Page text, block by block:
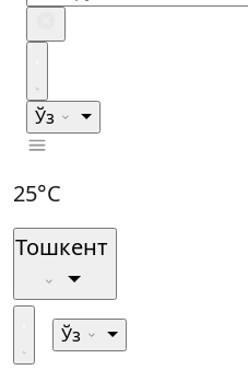
Ўз
25°C
Тошкент
Ўз